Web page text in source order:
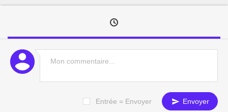
Entrée = Envoyer Envoyer